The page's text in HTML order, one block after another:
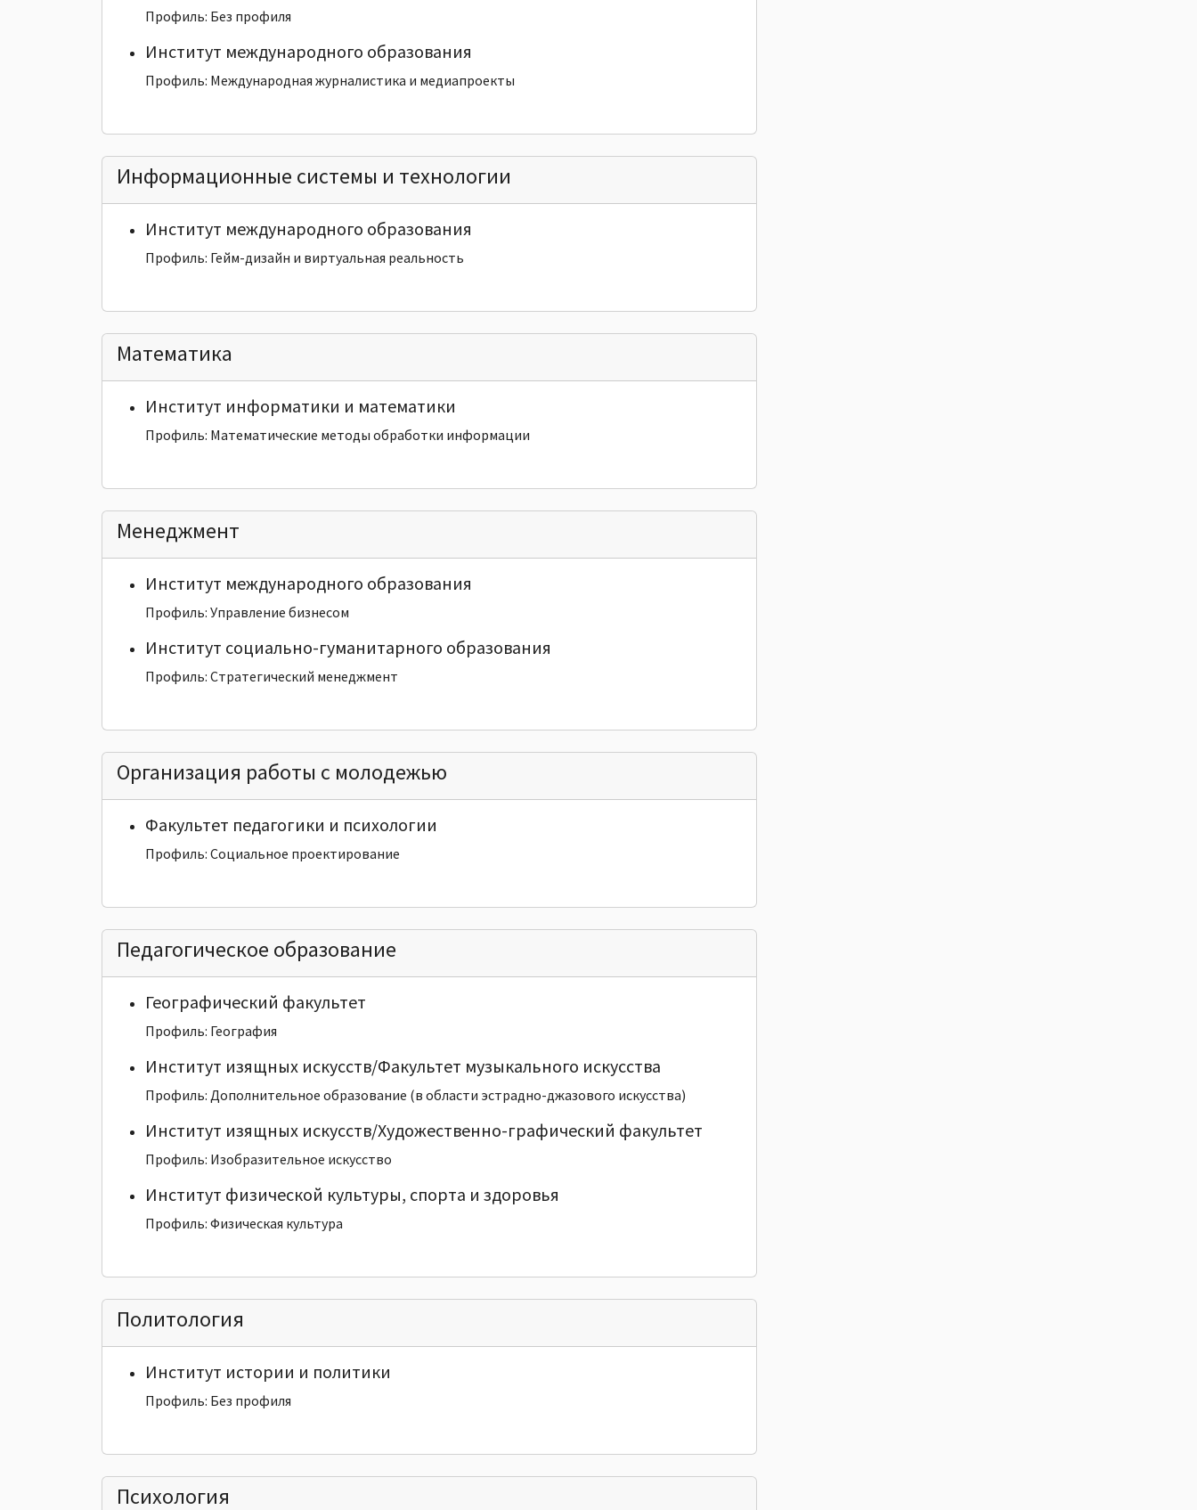
Профиль: Без профиля
Институт международного образования
Профиль: Международная журналистика и медиапроекты
Информационные системы и технологии
Институт международного образования
Профиль: Гейм-дизайн и виртуальная реальность
Математика
Институт информатики и математики
Профиль: Математические методы обработки информации
Менеджмент
Институт международного образования
Профиль: Управление бизнесом
Институт социально-гуманитарного образования
Профиль: Стратегический менеджмент
Организация работы с молодежью
Факультет педагогики и психологии
Профиль: Социальное проектирование
Педагогическое образование
Географический факультет
Профиль: География
Институт изящных искусств/Факультет музыкального искусства
Профиль: Дополнительное образование (в области эстрадно-джазового искусства)
Институт изящных искусств/Художественно-графический факультет
Профиль: Изобразительное искусство
Институт физической культуры, спорта и здоровья
Профиль: Физическая культура
Политология
Институт истории и политики
Профиль: Без профиля
Психология